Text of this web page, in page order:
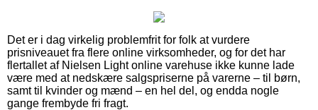
Det er i dag virkelig problemfrit for folk at vurdere
prisniveauet fra flere online virksomheder, og for det har
flertallet af Nielsen Light online varehuse ikke kunne lade
være med at nedskære salgspriserne på varerne – til børn,
samt til kvinder og mænd – en hel del, og endda nogle
gange frembyde fri fragt.